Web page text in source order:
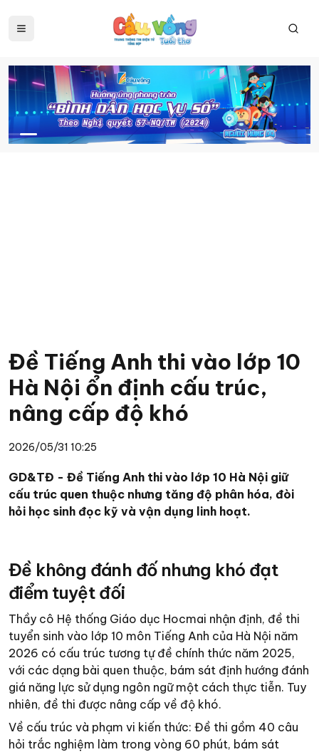
Đề Tiếng Anh thi vào lớp 10
Hà Nội ổn định cấu trúc,
nâng cấp độ khó
2026/05/31 10:25
GD&TĐ - Đề Tiếng Anh thi vào lớp 10 Hà Nội giữ
cấu trúc quen thuộc nhưng tăng độ phân hóa, đòi
hỏi học sinh đọc kỹ và vận dụng linh hoạt.
Đề không đánh đố nhưng khó đạt
điểm tuyệt đối
Thầy cô Hệ thống Giáo dục Hocmai nhận định, đề thi
tuyển sinh vào lớp 10 môn Tiếng Anh của Hà Nội năm
2026 có cấu trúc tương tự đề chính thức năm 2025,
với các dạng bài quen thuộc, bám sát định hướng đánh
giá năng lực sử dụng ngôn ngữ một cách thực tiễn. Tuy
nhiên, đề thi được nâng cấp về độ khó.
Về cấu trúc và phạm vi kiến thức: Đề thi gồm 40 câu
hỏi trắc nghiệm làm trong vòng 60 phút, bám sát